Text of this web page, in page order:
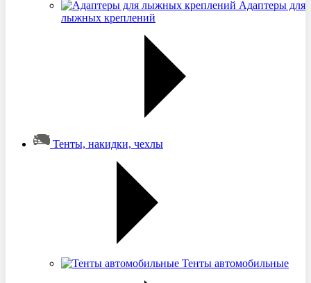
Адаптеры для
лыжных креплений
Тенты, накидки, чехлы
Тенты автомобильные